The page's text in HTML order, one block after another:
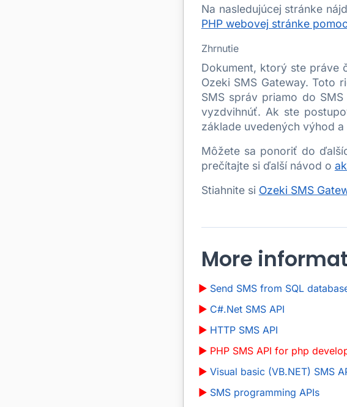
Na nasledujúcej stránke
PHP webovej stránke
Zhrnutie
Dokument, ktorý ste práve
Ozeki SMS Gateway. Toto
SMS správ priamo do
vyzdvihnúť. Ak ste
základe uvedených výhod a
Môžete sa ponoriť do
prečítajte si ďalší návod o
Stiahnite si Ozeki SMS
More
Send SMS from SQL
C#.Net SMS API
HTTP SMS API
PHP SMS API for php
Visual basic (VB.NET) SMS
SMS programming APIs